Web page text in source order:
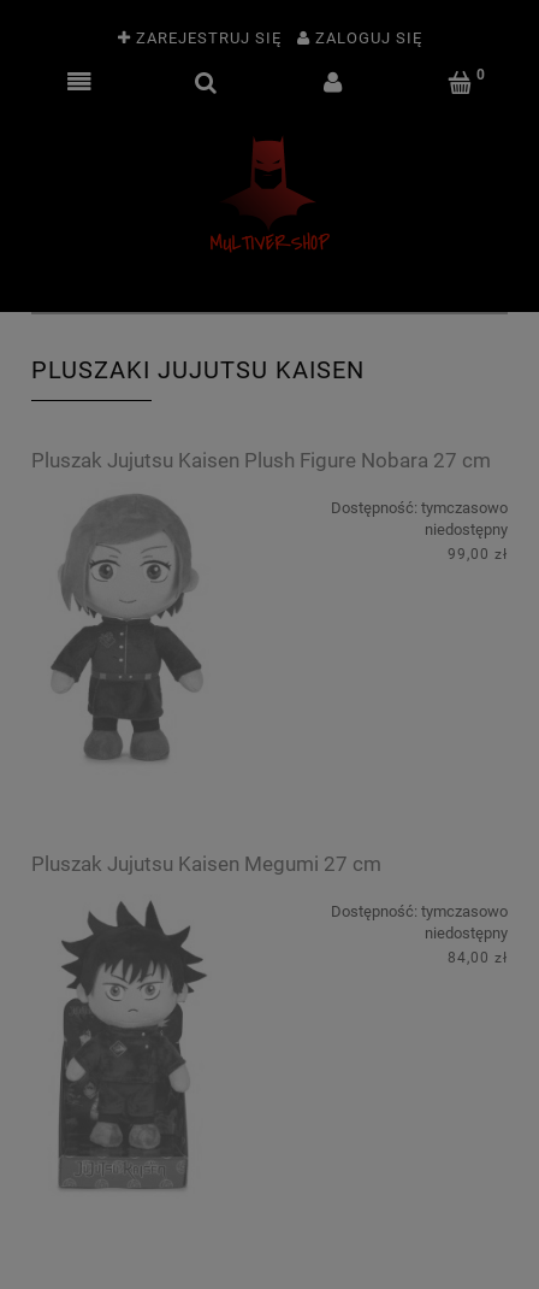
ZAREJESTRUJ SIĘ ZALOGUJ SIĘ
PLUSZAKI JUJUTSU KAISEN
Pluszak Jujutsu Kaisen Plush Figure Nobara 27 cm
Dostępność: tymczasowo
niedostępny
99,00 zł
Pluszak Jujutsu Kaisen Megumi 27 cm
Dostępność: tymczasowo
niedostępny
84,00 zł